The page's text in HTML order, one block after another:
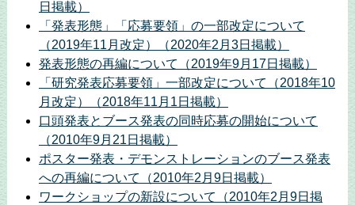
日掲載）
「発表形態」「応募要領」の一部改定について
（2019年11月改定）（2020年2月3日掲載）
発表形態の再編について（2019年9月17日掲載）
「研究発表応募要領」一部改定について（2018年10
月改定）（2018年11月1日掲載）
口頭発表とブース発表の同時応募の開始について
（2010年9月21日掲載）
ポスター発表・デモンストレーションのブース発表
への再編について（2010年2月9日掲載）
ワークショップの新設について（2010年2月9日掲